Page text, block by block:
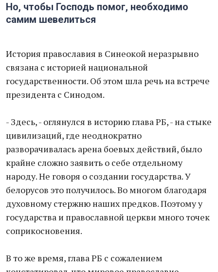
Но, чтобы Господь помог, необходимо
самим шевелиться
История православия в Синеокой неразрывно
связана с историей национальной
государственности. Об этом шла речь на встрече
президента с Синодом.
- Здесь, - оглянулся в историю глава РБ, - на стыке
цивилизаций, где неоднократно
разворачивалась арена боевых действий, было
крайне сложно заявить о себе отдельному
народу. Не говоря о создании государства. У
белорусов это получилось. Во многом благодаря
духовному стержню наших предков. Поэтому у
государства и православной церкви много точек
соприкосновения.
В то же время, глава РБ с сожалением